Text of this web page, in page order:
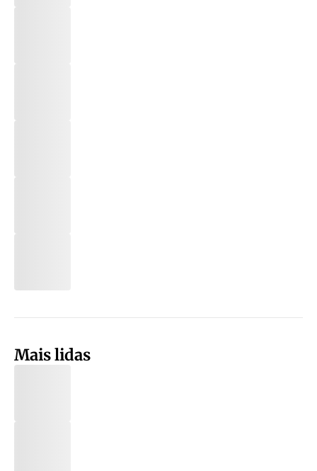
Mais lidas